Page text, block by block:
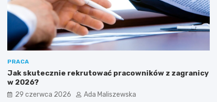
PRACA
Jak skutecznie rekrutować pracowników z zagranicy
w 2026?
29 czerwca 2026 Ada Maliszewska